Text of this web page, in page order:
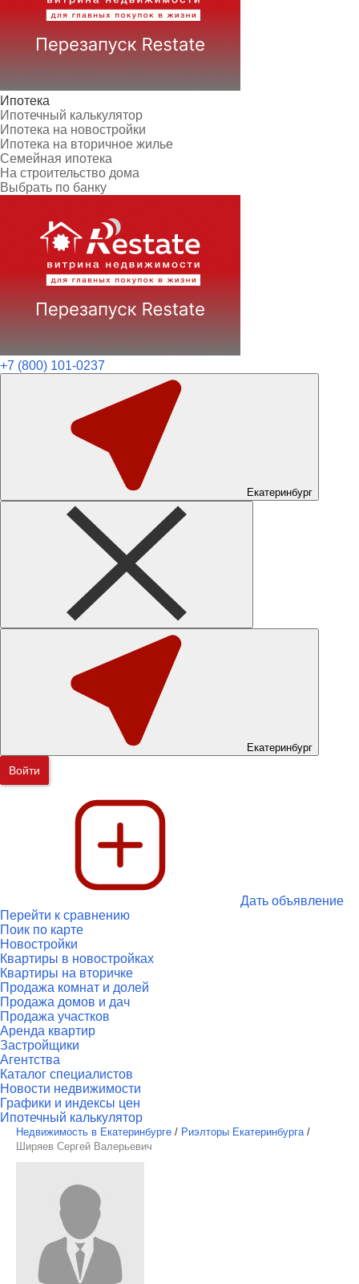
Ипотека
Ипотечный калькулятор
Ипотека на новостройки
Ипотека на вторичное жилье
Семейная ипотека
На строительство дома
Выбрать по банку
+7 (800) 101-0237
Екатеринбург
Екатеринбург
Войти
Дать объявление
Перейти к сравнению
Поик по карте
Новостройки
Квартиры в новостройках
Квартиры на вторичке
Продажа комнат и долей
Продажа домов и дач
Продажа участков
Аренда квартир
Застройщики
Агентства
Каталог специалистов
Новости недвижимости
Графики и индексы цен
Ипотечный калькулятор
Недвижимость в Екатеринбурге / Риэлторы Екатеринбурга /
Ширяев Сергей Валерьевич